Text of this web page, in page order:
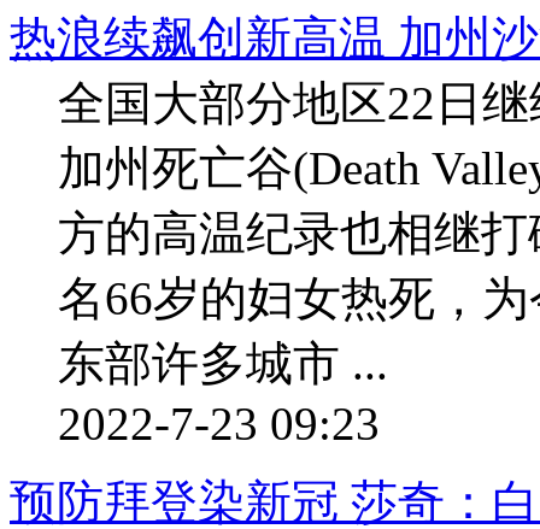
热浪续飙创新高温 加州
全国大部分地区22日
加州死亡谷(Death
方的高温纪录也相继
名66岁的妇女热死，
东部许多城市 ...
2022-7-23 09:23
预防拜登染新冠 莎奇：